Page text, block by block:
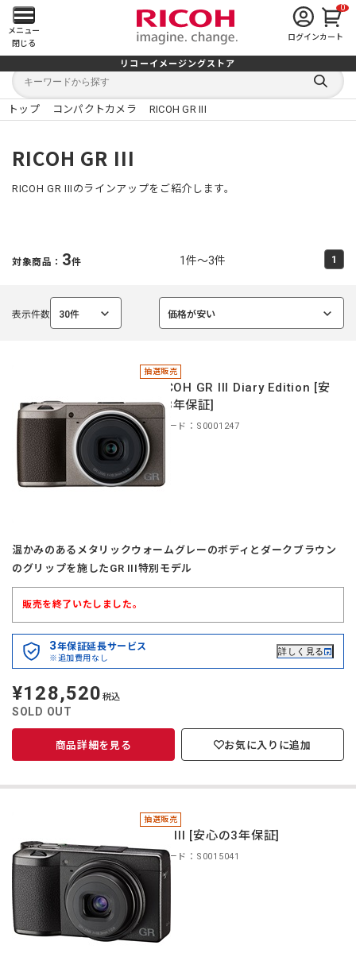
メ
イ
ン
メ
ニ
ュ
を
く
メニュー
閉じる
ログイン
0
カート
リコーイメージングストア
キ
ワ
ー
キ
検
索
る
トップ コンパクトカメラ RICOH GR III
RICOH GR III
RICOH GR IIIのラインアップをご紹介します。
対象商品： 3件 1件～3件 1
表示件数 30件
選
価格が安い
選
抽選販売
＊RICOH GR III Diary Edition [安
心の3年保証]
商品コード：S0001247
温かみのあるメタリックウォームグレーのボディとダークブラウン
のグリップを施したGR III特別モデル
販売を終了いたしました。
3年保証延長サービス
※追加費用なし
詳しく見る
定
価
¥128,520 税込
SOLD OUT
商品詳細を見る お気に入りに追加
抽選販売
＊GR III [安心の3年保証]
商品コード：S0015041